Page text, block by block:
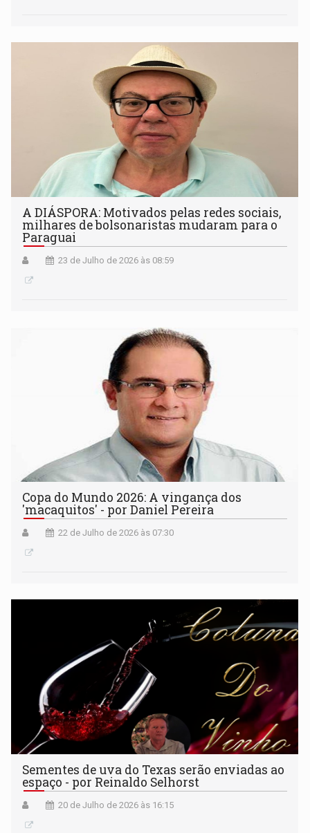
A DIÁSPORA: Motivados pelas redes sociais,
milhares de bolsonaristas mudaram para o
Paraguai
23 de Julho de 2026 às 08:59
Copa do Mundo 2026: A vingança dos
'macaquitos' - por Daniel Pereira
22 de Julho de 2026 às 07:30
Sementes de uva do Texas serão enviadas ao
espaço - por Reinaldo Selhorst
20 de Julho de 2026 às 16:15